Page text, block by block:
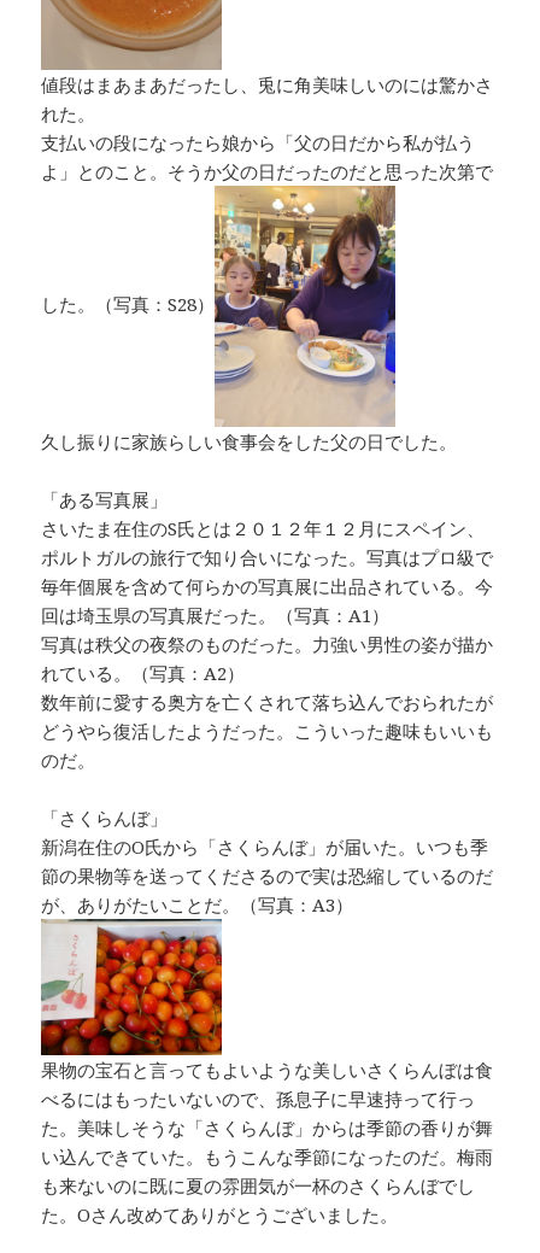
値段はまあまあだったし、兎に角美味しいのには驚かさ
れた。
支払いの段になったら娘から「父の日だから私が払う
よ」とのこと。そうか父の日だったのだと思った次第で
した。（写真：S28）
久し振りに家族らしい食事会をした父の日でした。
「ある写真展」
さいたま在住のS氏とは２０１２年１２月にスペイン、
ポルトガルの旅行で知り合いになった。写真はプロ級で
毎年個展を含めて何らかの写真展に出品されている。今
回は埼玉県の写真展だった。（写真：A1）
写真は秩父の夜祭のものだった。力強い男性の姿が描か
れている。（写真：A2）
数年前に愛する奥方を亡くされて落ち込んでおられたが
どうやら復活したようだった。こういった趣味もいいも
のだ。
「さくらんぼ」
新潟在住のO氏から「さくらんぼ」が届いた。いつも季
節の果物等を送ってくださるので実は恐縮しているのだ
が、ありがたいことだ。（写真：A3）
果物の宝石と言ってもよいような美しいさくらんぼは食
べるにはもったいないので、孫息子に早速持って行っ
た。美味しそうな「さくらんぼ」からは季節の香りが舞
い込んできていた。もうこんな季節になったのだ。梅雨
も来ないのに既に夏の雰囲気が一杯のさくらんぼでし
た。Oさん改めてありがとうございました。